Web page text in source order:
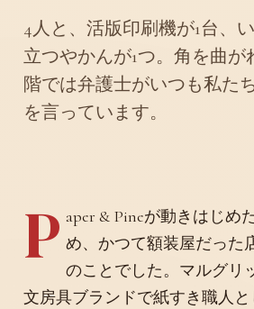
4人と、活版印刷機が1台、
立つやかんが1つ。角を曲が
階では弁護士がいつも私た
を言っています。
P aper & Pineが動きはじめ
め、かつて額装屋だった
のことでした。マルグリ
文房具ブランドで紙すき職人と